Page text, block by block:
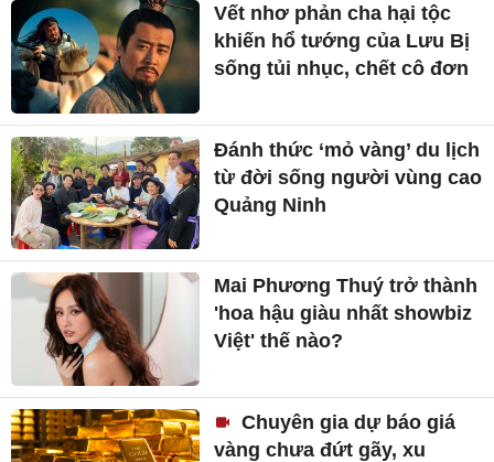
Vết nhơ phản cha hại tộc
khiến hổ tướng của Lưu Bị
sống tủi nhục, chết cô đơn
Đánh thức ‘mỏ vàng’ du lịch
từ đời sống người vùng cao
Quảng Ninh
Mai Phương Thuý trở thành
'hoa hậu giàu nhất showbiz
Việt' thế nào?
Chuyên gia dự báo giá
vàng chưa đứt gãy, xu